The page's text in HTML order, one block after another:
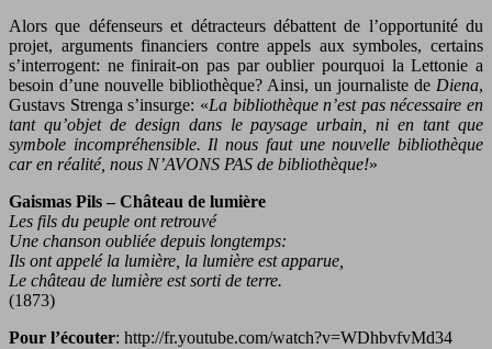
Alors que défenseurs et détracteurs débattent de l’opportunité du
projet, arguments financiers contre appels aux symboles, certains
s’interrogent: ne finirait-on pas par oublier pourquoi la Lettonie a
besoin d’une nouvelle bibliothèque? Ainsi, un journaliste de Diena,
Gustavs Strenga s’insurge: «La bibliothèque n’est pas nécessaire en
tant qu’objet de design dans le paysage urbain, ni en tant que
symbole incompréhensible. Il nous faut une nouvelle bibliothèque
car en réalité, nous N’AVONS PAS de bibliothèque!»
Gaismas Pils – Château de lumière
Les fils du peuple ont retrouvé
Une chanson oubliée depuis longtemps:
Ils ont appelé la lumière, la lumière est apparue,
Le château de lumière est sorti de terre.
(1873)
Pour l’écouter: http://fr.youtube.com/watch?v=WDhbvfvMd34